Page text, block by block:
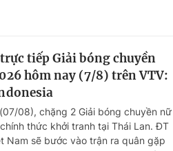
tiếp Giải bóng chuyền
hôm nay (7/8) trên VTV:
08), chặng 2 Giải bóng chuyền nữ
thức khởi tranh tại Thái Lan. ĐT
Nam sẽ bước vào trận ra quân gặp